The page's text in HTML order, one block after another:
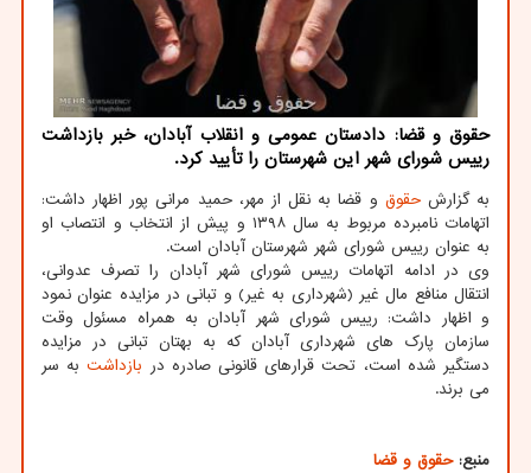
حقوق و قضا: دادستان عمومی و انقلاب آبادان، خبر بازداشت
رییس شورای شهر این شهرستان را تأیید کرد.
به گزارشحقوق و قضا به نقل از مهر، حمید مرانی پور اظهار داشت:
اتهامات نامبرده مربوط به سال ۱۳۹۸ و پیش از انتخاب و انتصاب او
به عنوان رییس شورای شهر شهرستان آبادان است.
وی در ادامه اتهامات رییس شورای شهر آبادان را تصرف عدوانی،
انتقال منافع مال غیر (شهرداری به غیر) و تبانی در مزایده عنوان نمود
و اظهار داشت: رییس شورای شهر آبادان به همراه مسئول وقت
سازمان پارک های شهرداری آبادان که به بهتان تبانی در مزایده
دستگیر شده است، تحت قرارهای قانونی صادره در بازداشتبه سر
می برند.
منبع:حقوق و قضا